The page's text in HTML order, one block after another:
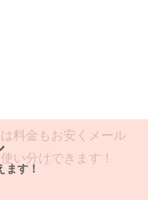
料金もお安くメール
い分けできます！
ます！